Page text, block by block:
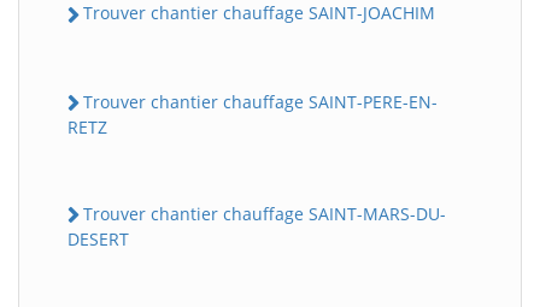
Trouver chantier chauffage SAINT-JOACHIM
Trouver chantier chauffage SAINT-PERE-EN-
RETZ
Trouver chantier chauffage SAINT-MARS-DU-
DESERT